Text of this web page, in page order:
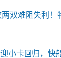
两双难阻失利！
小卡回归，快